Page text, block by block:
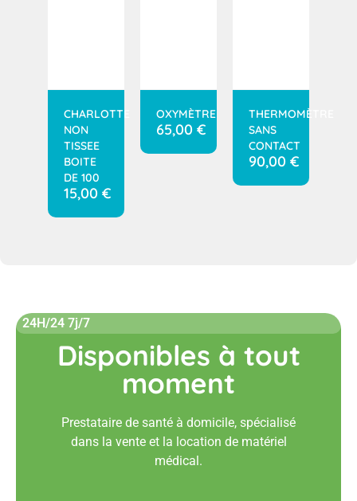
CHARLOTTE
NON
TISSEE
BOITE
DE 100
15,00 €
OXYMÈTRE
65,00 €
THERMOMÈTRE
SANS
CONTACT
90,00 €
24H/24 7j/7
Disponibles à tout
moment
Prestataire de santé à domicile, spécialisé
dans la vente et la location de matériel
médical.